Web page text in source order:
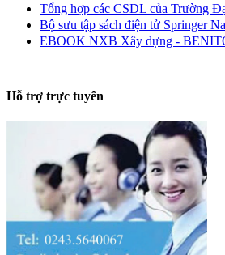
Tổng hợp các CSDL của Trường
Bộ sưu tập sách điện tử Springer
EBOOK NXB Xây dựng -
Hỗ trợ trực tuyến